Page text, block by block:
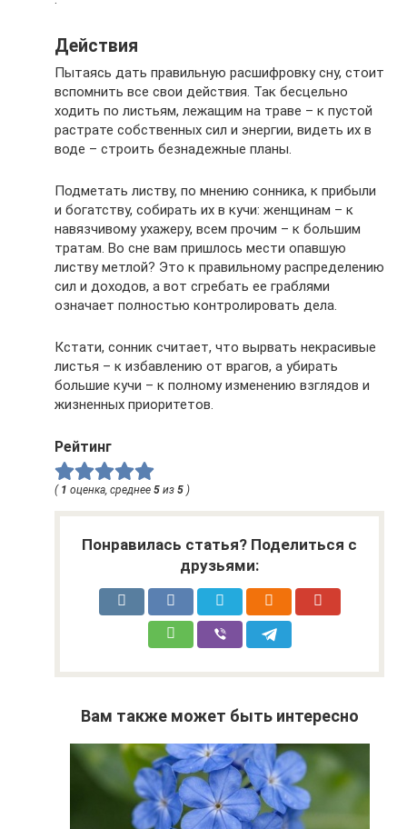
Действия
Пытаясь дать правильную расшифровку сну, стоит
вспомнить все свои действия. Так бесцельно
ходить по листьям, лежащим на траве – к пустой
растрате собственных сил и энергии, видеть их в
воде – строить безнадежные планы.
Подметать листву, по мнению сонника, к прибыли
и богатству, собирать их в кучи: женщинам – к
навязчивому ухажеру, всем прочим – к большим
тратам. Во сне вам пришлось мести опавшую
листву метлой? Это к правильному распределению
сил и доходов, а вот сгребать ее граблями
означает полностью контролировать дела.
Кстати, сонник считает, что вырвать некрасивые
листья – к избавлению от врагов, а убирать
большие кучи – к полному изменению взглядов и
жизненных приоритетов.
Рейтинг
( 1 оценка, среднее 5 из 5 )
Понравилась статья? Поделиться с
друзьями:
Вам также может быть интересно